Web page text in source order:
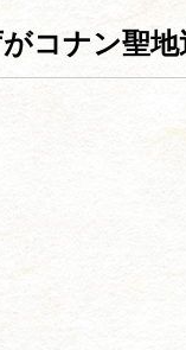
コナン聖地